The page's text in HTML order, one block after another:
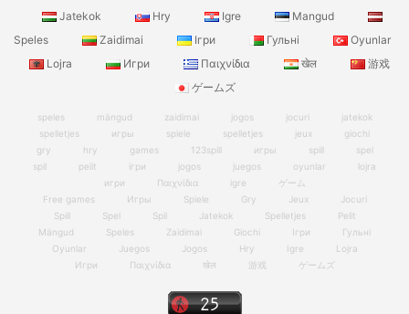
Jatekok
Hry Igre
Mangud
Speles
Zaidimai Ігри Гульні
Oyunlar
Lojra
Игри Παιχνίδια खेल
游戏
ゲームズ
speles mängud zaidimai jogos jocuri
jatekok
spelletjes
игры spiele spelletjes jeux
giochi
gry
hry games 123spill игры spill
spel
spil
pelit ігри jogos juegos oyunlar
lojra
игри
Παιχνίδια igre
ゲーム
Free games
Игры Spiele Gry Jeux
Jocuri
Spill
Spel Spil Jatekok Spelletjes
Pelit
Mängud
Speles Zaidimai Giochi Ігри
Гульні
Oyunlar
Juegos Jogos Hry Igre
Lojra
Игри
Παιχνίδια खेल 游戏 ゲームズ